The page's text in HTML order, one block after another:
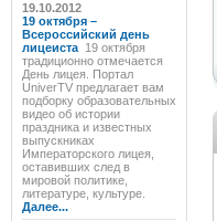
19.10.2012
19 октября –
Всероссийский день
лицеиста 19 октября
традиционно отмечается
День лицея. Портал
UniverTV предлагает вам
подборку образовательных
видео об истории
праздника и известных
выпускниках
Императорского лицея,
оставивших след в
мировой политике,
литературе, культуре.
Далее...